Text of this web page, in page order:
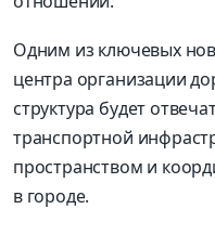
Одним из ключевых
центра организации
структура будет
транспортной
пространством и
в городе.